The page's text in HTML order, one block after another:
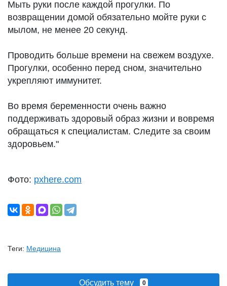
Мыть руки после каждой прогулки. По
возвращении домой обязательно мойте руки с
мылом, не менее 20 секунд.
Проводить больше времени на свежем воздухе.
Прогулки, особенно перед сном, значительно
укрепляют иммунитет.
Во время беременности очень важно
поддерживать здоровый образ жизни и вовремя
обращаться к специалистам. Следите за своим
здоровьем."
Фото: pxhere.com
Теги: Медицина
Обсудить тему 0